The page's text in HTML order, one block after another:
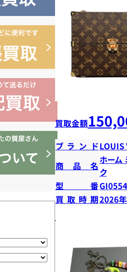
買取金額
ブランドLOUIS
商品名
ホーム
ク
型番GI0554
買取時期2026